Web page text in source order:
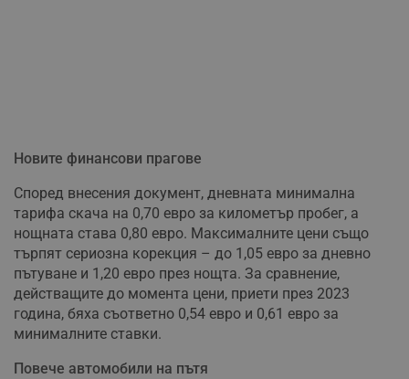
Новите финансови прагове
Според внесения документ, дневната минимална
тарифа скача на 0,70 евро за километър пробег, а
нощната става 0,80 евро. Максималните цени също
търпят сериозна корекция – до 1,05 евро за дневно
пътуване и 1,20 евро през нощта. За сравнение,
действащите до момента цени, приети през 2023
година, бяха съответно 0,54 евро и 0,61 евро за
минималните ставки.
Повече автомобили на пътя